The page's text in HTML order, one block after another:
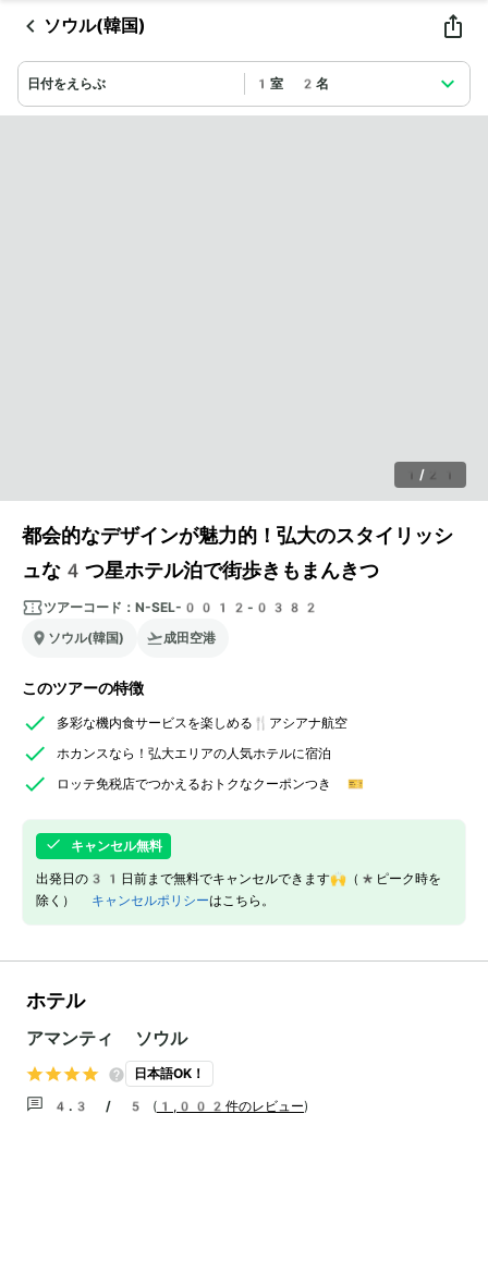
ソウル(韓国)
日付をえらぶ 1室 2名
1 / 21
都会的なデザインが魅力的！弘大のスタイリッシ
ュな4つ星ホテル泊で街歩きもまんきつ
ツアーコード： N-SEL-0012-0382
ソウル(韓国)
成田空港
このツアーの特徴
多彩な機内食サービスを楽しめる🍴アシアナ航空
ホカンスなら！弘大エリアの人気ホテルに宿泊
ロッテ免税店でつかえるおトクなクーポンつき 🎫
キャンセル無料
出発日の31日前まで無料でキャンセルできます🙌（*ピーク時を
除く） キャンセルポリシーはこちら。
ホテル
アマンティ ソウル
日本語OK！
4.3 / 5 ( 1,002件のレビュー)